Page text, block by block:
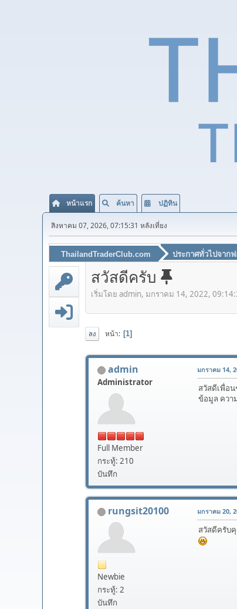
หน้าแรก ค้นหา ปฏิทิน
สิงหาคม 07, 2026, 07:15:31 หลังเที่ยง
ThailandTraderClub.com ประกาศทั่วไปจาก
สวัสดีครับ
เริ่มโดย admin, มกราคม 14, 2022,
ลง หน้า 1
admin
Administrator
Full Member
กระทู้: 210
บันทึก
มกราคม 14,
สวัสดีเพื่อ
ข้อมูล ควา
rungsit20100
Newbie
กระทู้: 2
บันทึก
มกราคม 20,
สวัสดีครับ